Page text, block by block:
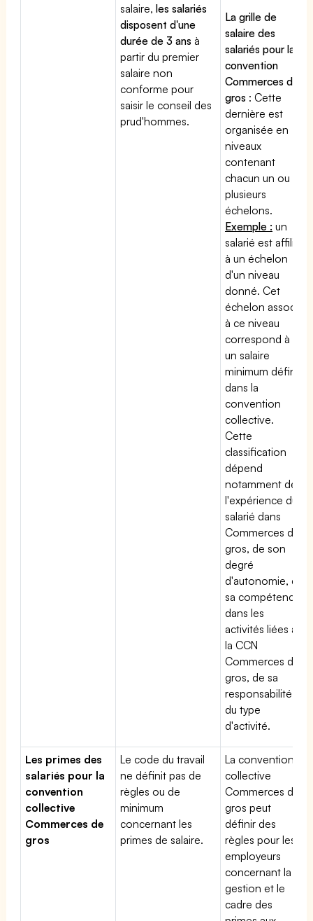
salaire,les salariés
disposent d'une
durée de 3 ans à
partir du premier
salaire non
conforme pour
saisir le conseil des
prud'hommes.
La grille de
salaire des
salariés pour la
convention
Commerces de
gros : Cette
dernière est
organisée en
niveaux
contenant
chacun un ou
plusieurs
échelons.
Exemple : un
salarié est affilié
à un échelon
d'un niveau
donné. Cet
échelon associé
à ce niveau
correspond à
un salaire
minimum défini
dans la
convention
collective.
Cette
classification
dépend
notamment de
l'expérience du
salarié dans
Commerces de
gros, de son
degré
d'autonomie, de
sa compétence
dans les
activités liées à
la CCN
Commerces de
gros, de sa
responsabilité et
du type
d'activité.
Les primes des
salariés pour la
convention
collective
Commerces de
gros
Le code du travail
ne définit pas de
règles ou de
minimum
concernant les
primes de salaire.
La convention
collective
Commerces de
gros peut
définir des
règles pour les
employeurs
concernant la
gestion et le
cadre des